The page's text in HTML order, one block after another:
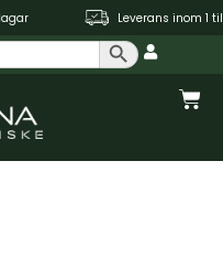
Leverans inom 1 till 3
Sökknapp